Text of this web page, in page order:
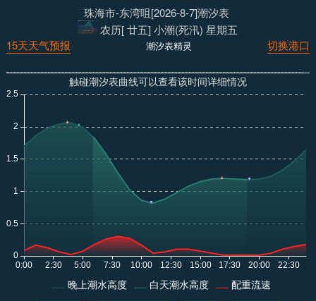
珠海市-东湾咀[2026-8-7]潮汐表
农历[ 廿五] 小潮(死汛) 星期五
切换港口
潮汐表精灵
15天天气预报
触碰潮汐表曲线可以查看该时间详细情况
晚上潮水高度 白天潮水高度 配重流速